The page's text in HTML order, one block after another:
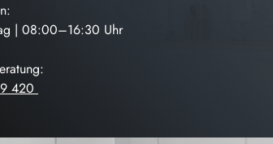
| 08:00–16:30 Uhr
420